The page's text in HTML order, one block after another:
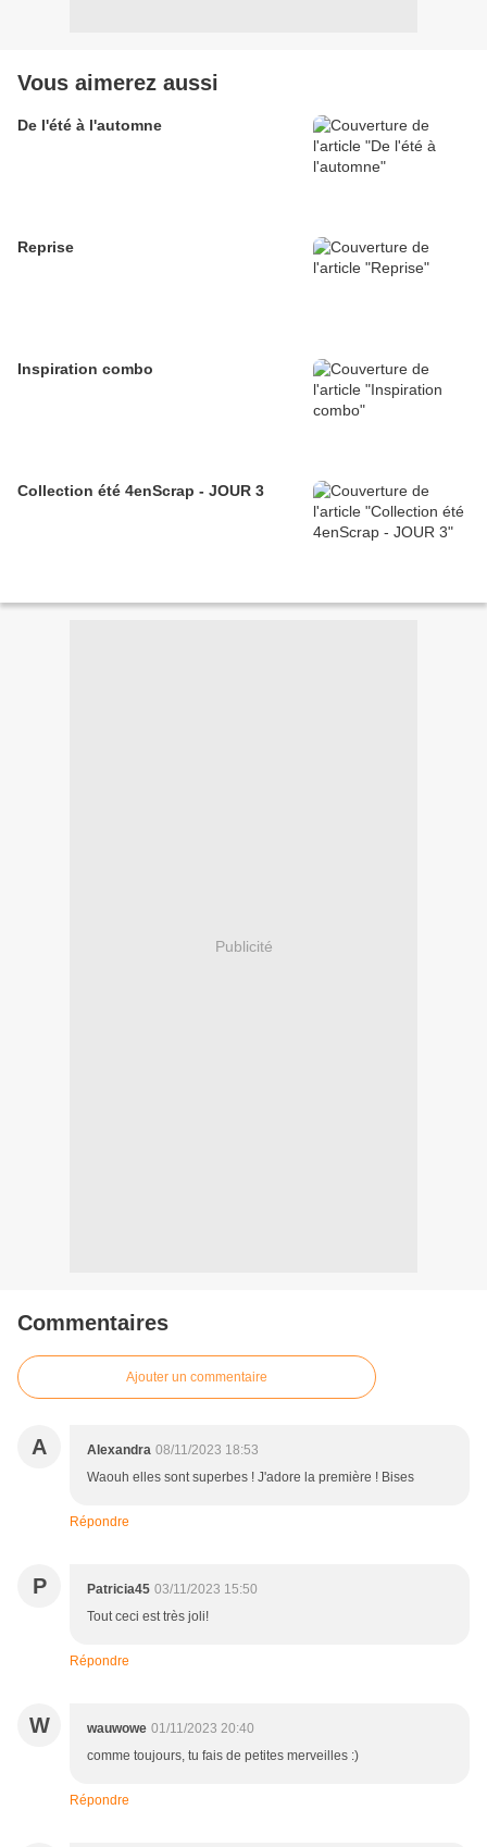
Vous aimerez aussi
De l'été à l'automne
Reprise
Inspiration combo
Collection été 4enScrap - JOUR 3
Publicité
Commentaires
Ajouter un commentaire
A Alexandra 08/11/2023 18:53
Waouh elles sont superbes ! J'adore la première ! Bises
Répondre
P Patricia45 03/11/2023 15:50
Tout ceci est très joli!
Répondre
W wauwowe 01/11/2023 20:40
comme toujours, tu fais de petites merveilles :)
Répondre